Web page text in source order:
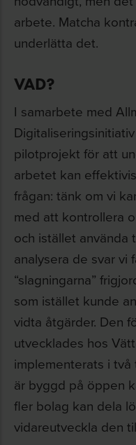
arbete. Matcha
underlätta det.
VAD?
I samarbete med
pilotprojekt för att
arbetet kan
frågan: tänk om vi
med att kontrollera
och istället använda
analysera de svar vi
“slagningarna”
som istället kunde
vidta åtgärder. Den
utvecklades hos
implementerats i
är byggd på öppen
fler bolag kan dela
vidareutveckla den